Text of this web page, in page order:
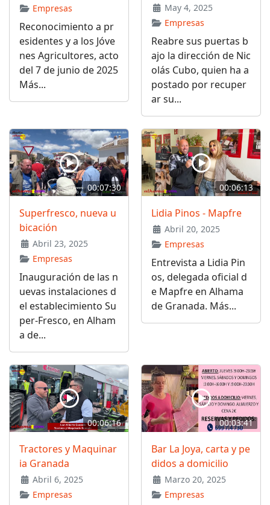
Empresas
Reconocimiento a pr
esidentes y a los Jóve
nes Agricultores, acto
del 7 de junio de 2025
Más...
May 4, 2025
Empresas
Reabre sus puertas b
ajo la dirección de Nic
olás Cubo, quien ha a
postado por recuper
ar su...
00:07:30
Superfresco, nueva u
bicación
Abril 23, 2025
Empresas
Inauguración de las n
uevas instalaciones d
el establecimiento Su
per-Fresco, en Alham
a de...
00:06:13
Lidia Pinos - Mapfre
Abril 20, 2025
Empresas
Entrevista a Lidia Pin
os, delegada oficial d
e Mapfre en Alhama
de Granada. Más...
00:06:16
Tractores y Maquinar
ia Granada
Abril 6, 2025
Empresas
00:03:41
Bar La Joya, carta y pe
didos a domicilio
Marzo 20, 2025
Empresas